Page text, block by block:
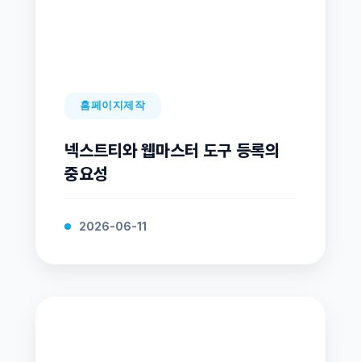
홈페이지제작
넥스트티와 웹마스터 도구 등록의
중요성
2026-06-11